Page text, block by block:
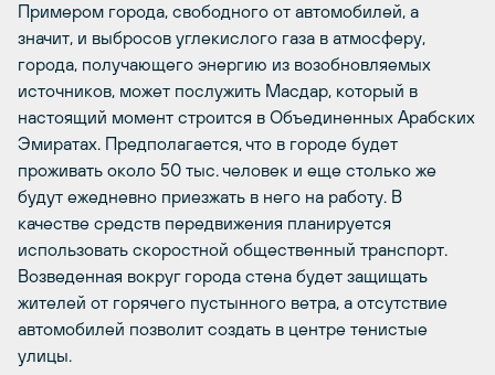
Примером города, свободного от автомобилей, а
значит, и выбросов углекислого газа в атмосферу,
города, получающего энергию из возобновляемых
источников, может послужить Масдар, который в
настоящий момент строится в Объединенных Арабских
Эмиратах. Предполагается, что в городе будет
проживать около 50 тыс. человек и еще столько же
будут ежедневно приезжать в него на работу. В
качестве средств передвижения планируется
использовать скоростной общественный транспорт.
Возведенная вокруг города стена будет защищать
жителей от горячего пустынного ветра, а отсутствие
автомобилей позволит создать в центре тенистые
улицы.